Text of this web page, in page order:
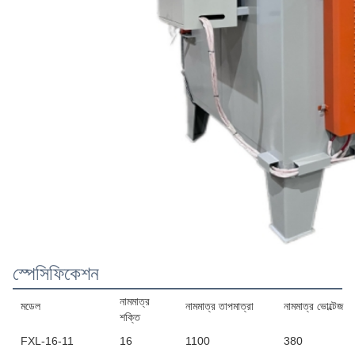
স্পেসিফিকেশন
মডেল
নামমাত্র
শক্তি
নামমাত্র তাপমাত্রা নামমাত্র ভোল্টেজ
FXL-16-11 16 1100 380